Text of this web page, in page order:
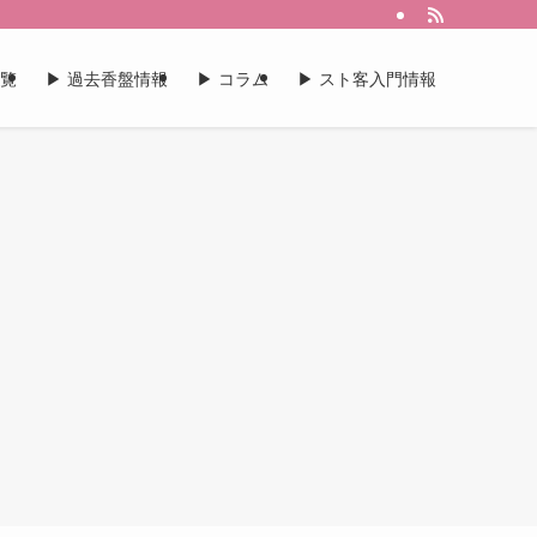
▶︎ 過去香盤情報 ▶︎ コラム ▶︎ スト客入門情報